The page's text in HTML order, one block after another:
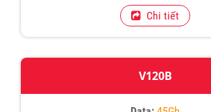
Chi tiết
V120B